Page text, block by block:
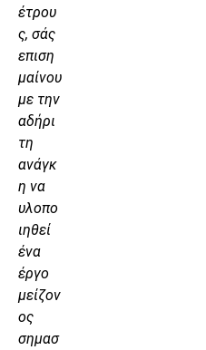
έτρου
ς, σάς
επιση
μαίνου
με την
αδήρι
τη
ανάγκ
η να
υλοπο
ιηθεί
ένα
έργο
μείζον
ος
σημασ